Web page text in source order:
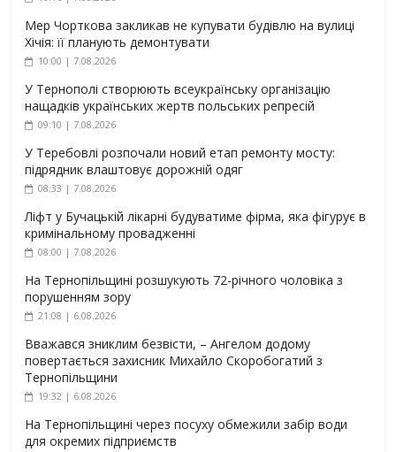
Мер Чорткова закликав не купувати будівлю на вулиці
Хічія: її планують демонтувати
10:00 | 7.08.2026
У Тернополі створюють всеукраїнську організацію
нащадків українських жертв польських репресій
09:10 | 7.08.2026
У Теребовлі розпочали новий етап ремонту мосту:
підрядник влаштовує дорожній одяг
08:33 | 7.08.2026
Ліфт у Бучацькій лікарні будуватиме фірма, яка фігурує в
кримінальному провадженні
08:00 | 7.08.2026
На Тернопільщині розшукують 72-річного чоловіка з
порушенням зору
21:08 | 6.08.2026
Вважався зниклим безвісти, – Ангелом додому
повертається захисник Михайло Скоробогатий з
Тернопільщини
19:32 | 6.08.2026
На Тернопільщині через посуху обмежили забір води
для окремих підприємств